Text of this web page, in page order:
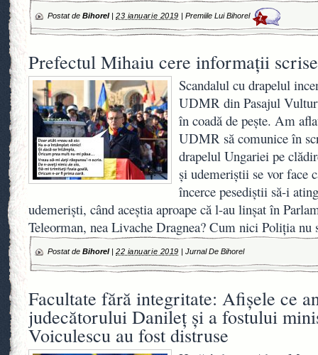
Postat de Bihorel| 23 ianuarie 2019 | Premiile Lui Bihorel 7
Prefectul Mihaiu cere informații
Scandalul cu drapelul
UDMR din Pasajul
în coadă de pește. Am
UDMR să comunice în
drapelul Ungariei pe
și udemeriștii se vor face
încerce pesediștii să-i
udemeriști, când aceștia aproape că l-au linșat în
Teleorman, nea Livache Dragnea? Cum nici Poliția nu
Postat de Bihorel| 22 ianuarie 2019 | Jurnal De Bihorel
Facultate fără integritate: Afișele ce
judecătorului Danileț și a fostului
Voiculescu au fost distruse